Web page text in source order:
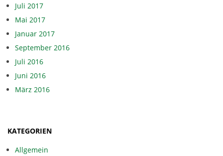
Juli 2017
Mai 2017
Januar 2017
September 2016
Juli 2016
Juni 2016
März 2016
KATEGORIEN
Allgemein